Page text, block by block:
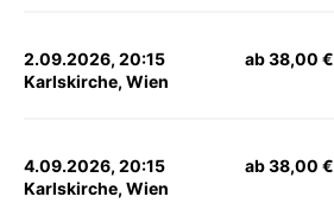
2.09.2026, 20:15
Karlskirche, Wien
ab 38,00 €
4.09.2026, 20:15
Karlskirche, Wien
ab 38,00 €